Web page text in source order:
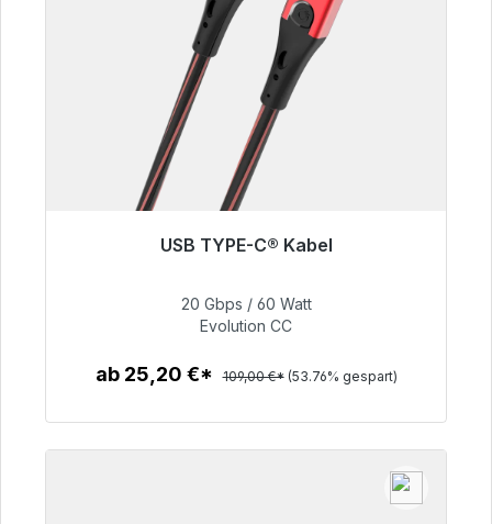
USB TYPE-C® Kabel
50,40 €
20 Gbps / 60 Watt
Evolution CC
ab 25,20 €* 109,00 €* (53.76% gespart)